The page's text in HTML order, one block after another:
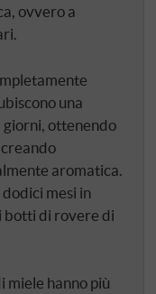
ovvero a
una
giorni, ottenendo
aromatica.
mesi in
botti di rovere di
miele hanno più